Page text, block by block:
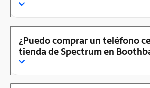
¿Puedo comprar un teléfono
tienda de Spectrum en